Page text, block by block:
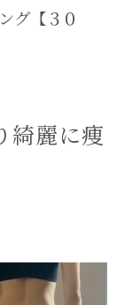
グ【３０
綺麗に痩